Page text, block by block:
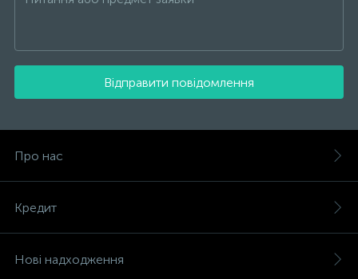
Відправити повідомлення
Про нас
Кредит
Нові надходження